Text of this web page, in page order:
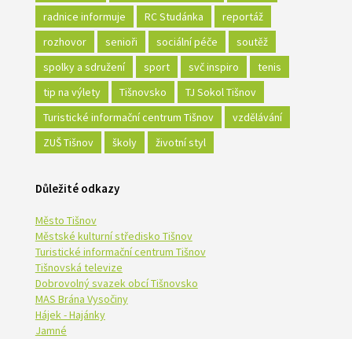
radnice informuje
RC Studánka
reportáž
rozhovor
senioři sociální péče
soutěž
spolky a sdružení
sport svč inspiro
tenis
tip na výlety
Tišnovsko
TJ Sokol Tišnov
Turistické informační centrum Tišnov
vzdělávání
ZUŠ Tišnov
školy životní styl
Důležité odkazy
Město Tišnov
Městské kulturní středisko Tišnov
Turistické informační centrum Tišnov
Tišnovská televize
Dobrovolný svazek obcí Tišnovsko
MAS Brána Vysočiny
Hájek - Hajánky
Jamné